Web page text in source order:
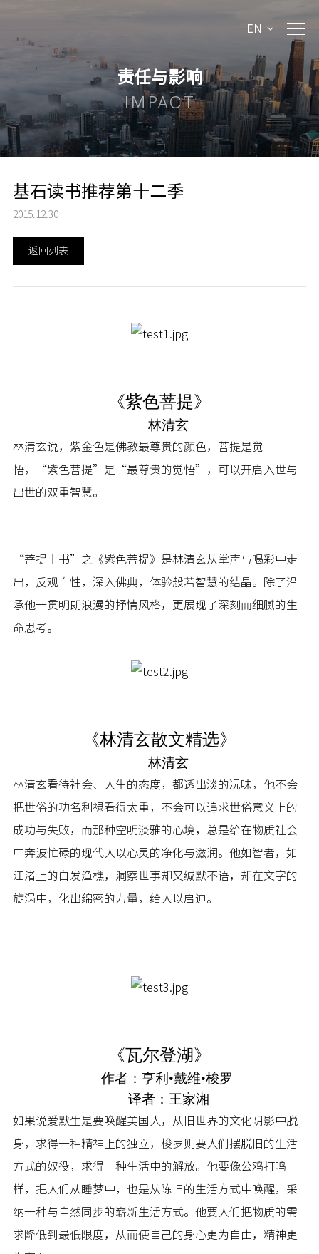
EN
责任与影响
IMPACT
基石读书推荐第十二季
2015.12.30
返回列表
《紫色菩提》
林清玄
林清玄说，紫金色是佛教最尊贵的颜色，菩提是觉
悟，“紫色菩提”是“最尊贵的觉悟”，可以开启入世与
出世的双重智慧。
“菩提十书”之《紫色菩提》是林清玄从掌声与喝彩中走
出，反观自性，深入佛典，体验般若智慧的结晶。除了沿
承他一贯明朗浪漫的抒情风格，更展现了深刻而细腻的生
命思考。
《林清玄散文精选》
林清玄
林清玄看待社会、人生的态度，都透出淡的况味，他不会
把世俗的功名利禄看得太重，不会可以追求世俗意义上的
成功与失败，而那种空明淡雅的心境，总是给在物质社会
中奔波忙碌的现代人以心灵的净化与滋润。他如智者，如
江渚上的白发渔樵，洞察世事却又缄默不语，却在文字的
旋涡中，化出绵密的力量，给人以启迪。
《瓦尔登湖》
作者：亨利•戴维•梭罗
译者：王家湘
如果说爱默生是要唤醒美国人，从旧世界的文化阴影中脱
身，求得一种精神上的独立，梭罗则要人们摆脱旧的生活
方式的奴役，求得一种生活中的解放。他要像公鸡打鸣一
样，把人们从睡梦中，也是从陈旧的生活方式中唤醒，采
纳一种与自然同步的崭新生活方式。他要人们把物质的需
求降低到最低限度，从而使自己的身心更为自由，精神更